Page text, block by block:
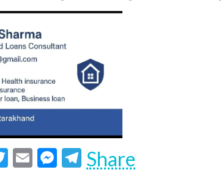
Twitter
EmailMessenger
Telegram
Share